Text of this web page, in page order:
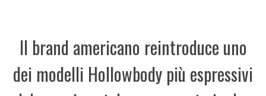
Il brand americano reintroduce uno
dei modelli Hollowbody più espressivi